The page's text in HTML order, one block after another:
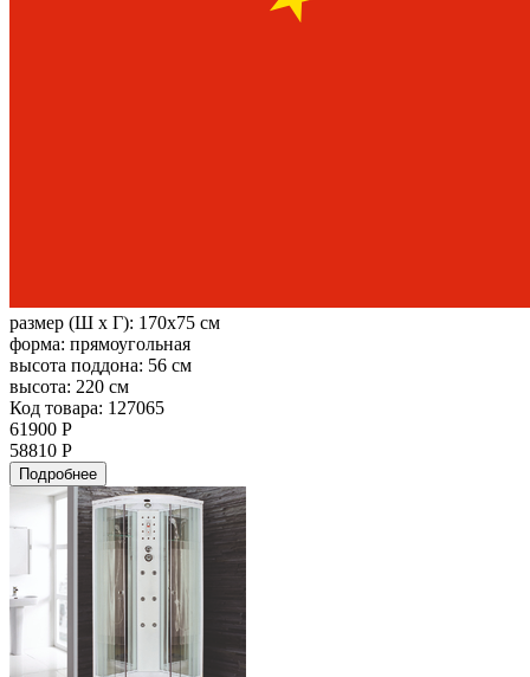
размер (Ш х Г): 170x75 см
форма: прямоугольная
высота поддона: 56 см
высота: 220 см
Код товара: 127065
61900 Р
58810 Р
Подробнее